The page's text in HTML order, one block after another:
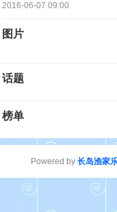
2016-06-07 09:00
图片
话题
榜单
Powered by 长岛渔家